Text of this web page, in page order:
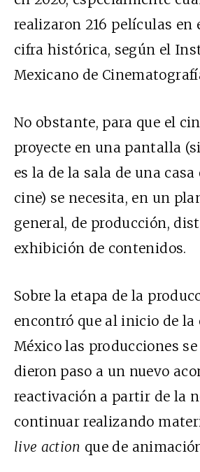
realizaron 216 películas en
cifra histórica, según el
Mexicano de
No obstante, para que el
proyecte en una pantalla
es la de la sala de una casa
cine) se necesita, en un
general, de producción,
exhibición de contenidos.
Sobre la etapa de la
encontró que al inicio de la
México las producciones
dieron paso a un nuevo
reactivación a partir de la
continuar realizando
live action que de